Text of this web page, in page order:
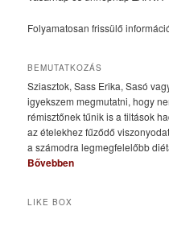
Folyamatosan frissülő
BEMUTATKOZÁS
Sziasztok, Sass Erika, Sasó
igyekszem megmutatni, hogy
rémisztőnek tűnik is a tiltások
az ételekhez fűződő
a számodra legmegfelelőbb
Bővebben
LIKE BOX